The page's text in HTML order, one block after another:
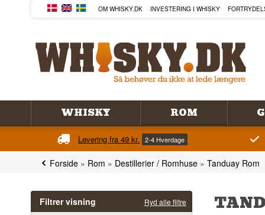
OM WHISKY.DK INVESTERING I WHISKY
WHISKY ROM
Levering fra 49 kr. 2-4 Hverdage
Forside » Rom » Destillerier / Romhuse » Tanduay Rom
Filtrer visning Ryd alle filtre